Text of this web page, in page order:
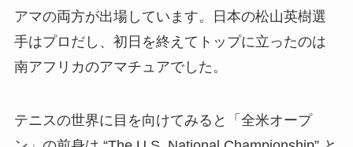
アマの両方が出場しています。日本の松山英樹選
手はプロだし、初日を終えてトップに立ったのは
南アフリカのアマチュアでした。
テニスの世界に目を向けてみると「全米オープ